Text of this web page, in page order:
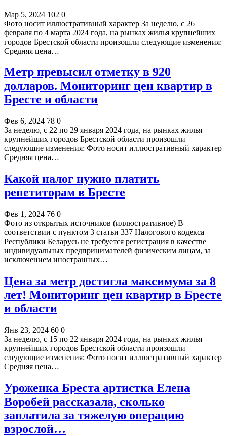
Мар 5, 2024 102 0
Фото носит иллюстративный характер За неделю, c 26
февраля по 4 марта 2024 года, на рынках жилья крупнейших
городов Брестской области произошли следующие изменения:
Средняя цена…
Метр превысил отметку в 920
долларов. Мониторинг цен квартир в
Бресте и области
Фев 6, 2024 78 0
За неделю, с 22 по 29 января 2024 года, на рынках жилья
крупнейших городов Брестской области произошли
следующие изменения: Фото носит иллюстративный характер
Средняя цена…
Какой налог нужно платить
репетиторам в Бресте
Фев 1, 2024 76 0
Фото из открытых источников (иллюстративное) В
соответствии с пунктом 3 статьи 337 Налогового кодекса
Республики Беларусь не требуется регистрация в качестве
индивидуальных предпринимателей физическим лицам, за
исключением иностранных…
Цена за метр достигла максимума за 8
лет! Мониторинг цен квартир в Бресте
и области
Янв 23, 2024 60 0
За неделю, с 15 по 22 января 2024 года, на рынках жилья
крупнейших городов Брестской области произошли
следующие изменения: Фото носит иллюстративный характер
Средняя цена…
Уроженка Бреста артистка Елена
Воробей рассказала, сколько
заплатила за тяжелую операцию
взрослой…